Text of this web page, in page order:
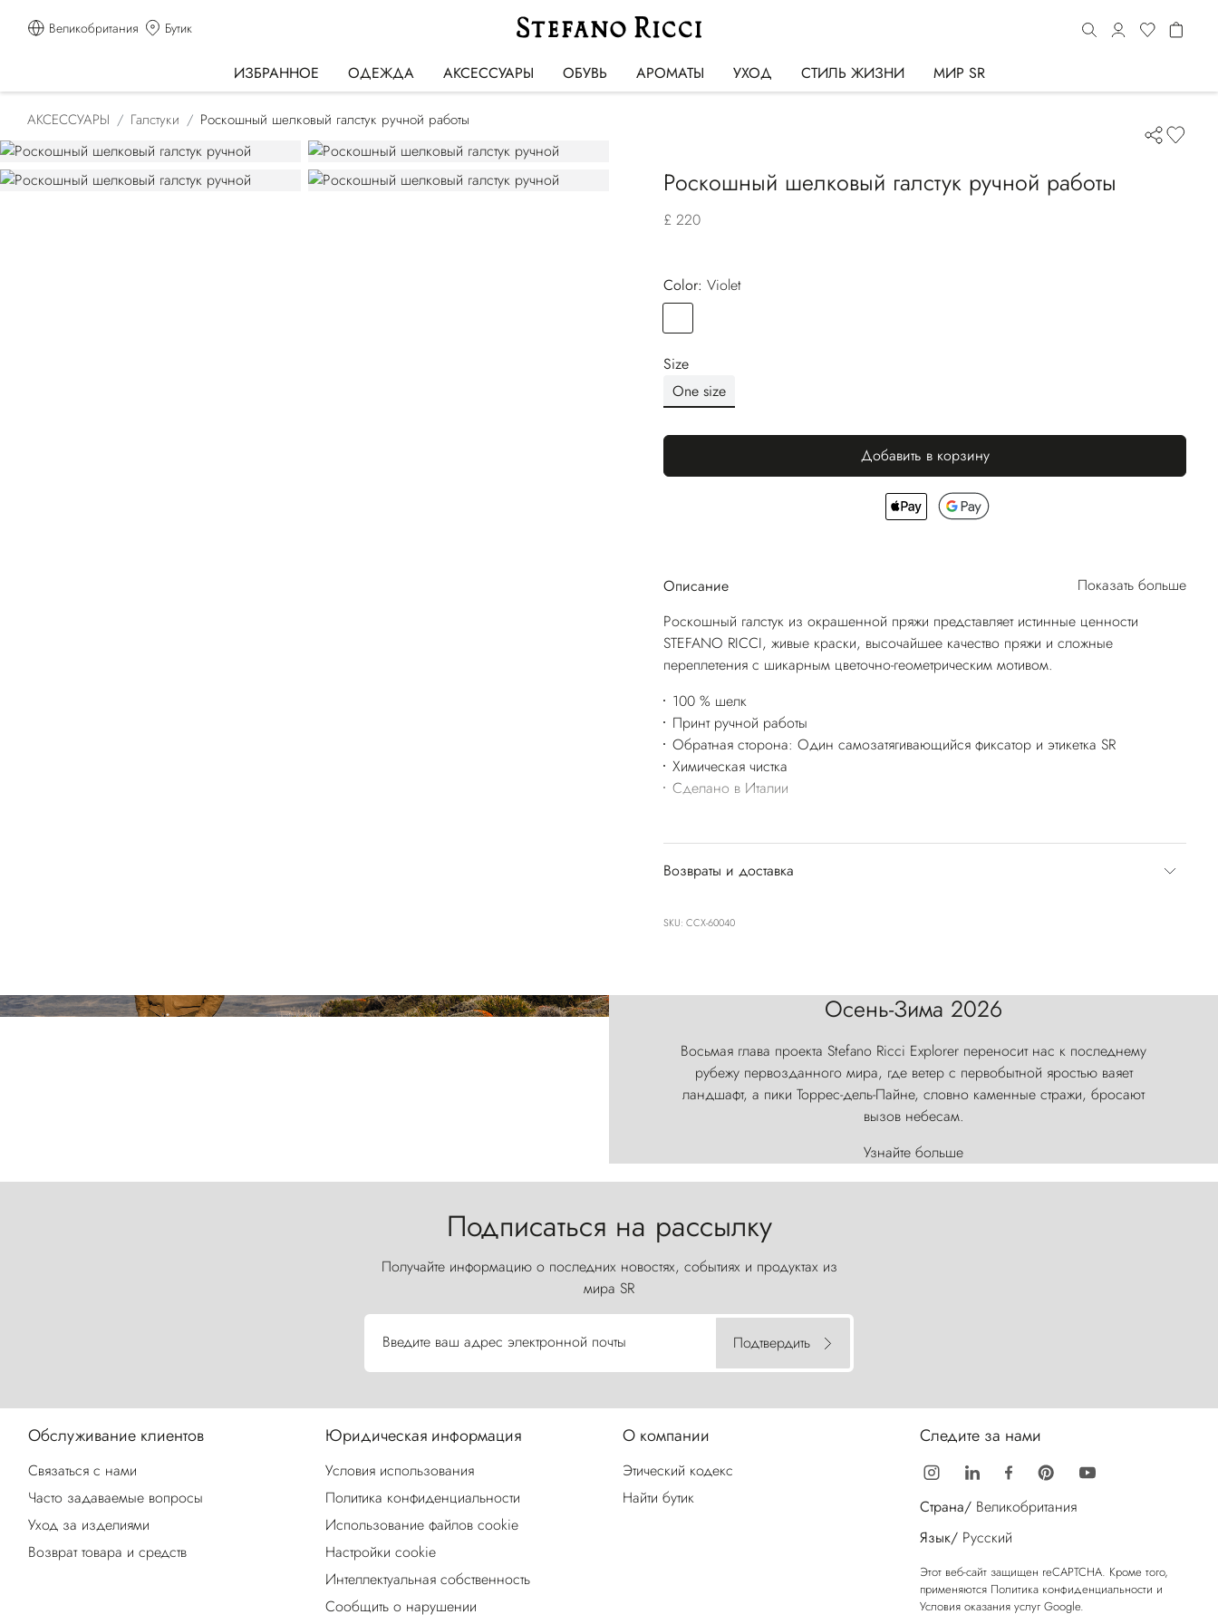
Великобритания Бутик
ИЗБРАННОЕ ОДЕЖДА АКСЕССУАРЫ ОБУВЬ АРОМАТЫ УХОД СТИЛЬ ЖИЗНИ МИР SR
АКСЕССУАРЫ Галстуки Роскошный шелковый галстук ручной работы
Роскошный шелковый галстук ручной работы
£ 220
Color:
violet
Size
One size
Добавить в корзину
Описание
Показать больше
Роскошный галстук из окрашенной пряжи представляет истинные ценности
STEFANO RICCI, живые краски, высочайшее качество пряжи и сложные
переплетения с шикарным цветочно-геометрическим мотивом.
100 % шелк
Принт ручной работы
Обратная сторона: Один самозатягивающийся фиксатор и этикетка SR
Химическая чистка
Сделано в Италии
Возвраты и доставка
SKU: CCX-60040
Осень-Зима 2026
Восьмая глава проекта Stefano Ricci Explorer переносит нас к последнему
рубежу первозданного мира, где ветер с первобытной яростью ваяет
ландшафт, а пики Торрес-дель-Пайне, словно каменные стражи, бросают
вызов небесам.
Узнайте больше
Подписаться на рассылку
Получайте информацию о последних новостях, событиях и продуктах из
мира SR
Введите ваш адрес электронной почты Подтвердить
Обслуживание клиентов
Связаться с нами
Часто задаваемые вопросы
Уход за изделиями
Возврат товара и средств
Юридическая информация
Условия использования
Политика конфиденциальности
Использование файлов cookie
Настройки cookie
Интеллектуальная собственность
Сообщить о нарушении
О компании
Этический кодекс
Найти бутик
Следите за нами
Страна/ Великобритания
Язык/ Русский
Этот веб-сайт защищен reCAPTCHA. Кроме того,
применяются Политика конфиденциальности и
Условия оказания услуг Google.